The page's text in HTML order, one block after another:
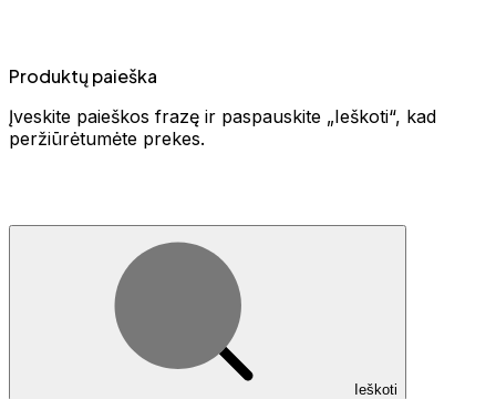
Produktų paieška
Įveskite paieškos frazę ir paspauskite „Ieškoti“, kad
peržiūrėtumėte prekes.
Ieškoti